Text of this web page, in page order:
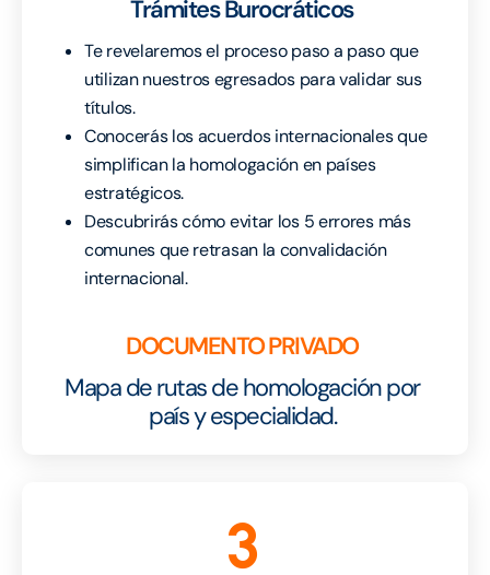
Trámites Burocráticos
Te revelaremos el proceso paso a paso que
utilizan nuestros egresados para validar sus
títulos.
Conocerás los acuerdos internacionales que
simplifican la homologación en países
estratégicos.
Descubrirás cómo evitar los 5 errores más
comunes que retrasan la convalidación
internacional.
DOCUMENTO PRIVADO
Mapa de rutas de homologación por
país y especialidad.
3